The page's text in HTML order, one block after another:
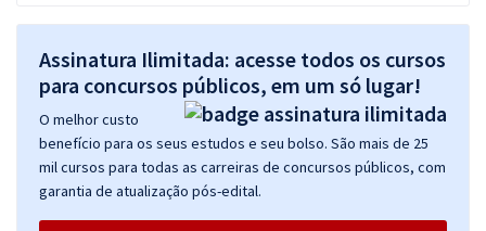
Assinatura Ilimitada: acesse todos os cursos
para concursos públicos, em um só lugar!
O melhor custo
benefício para os seus estudos e seu bolso. São mais de 25
mil cursos para todas as carreiras de concursos públicos, com
garantia de atualização pós-edital.